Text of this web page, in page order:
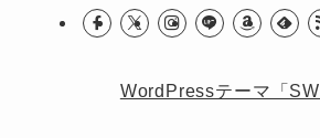
WordPressテーマ「